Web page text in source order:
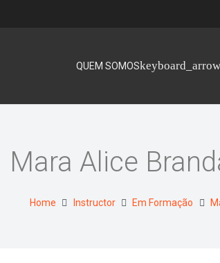
QUEM SOMOS
Mara Alice
Home Instructor Em Formação